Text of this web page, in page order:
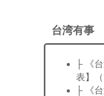
台湾有事
├ 《
表】
├ 《